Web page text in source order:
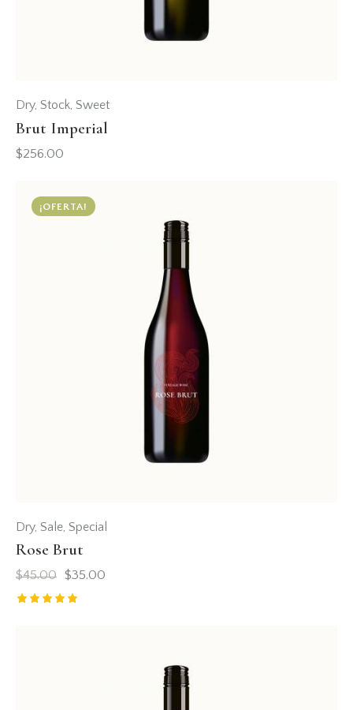
Dry, Stock, Sweet
Brut Imperial
$256.00
¡OFERTA!
Dry, Sale, Special
Rose Brut
$45.00 $35.00